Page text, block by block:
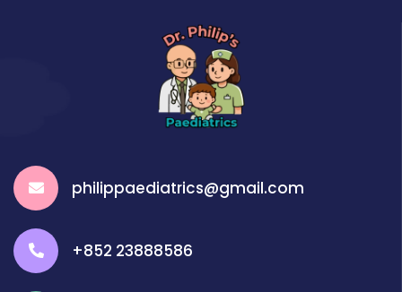
philippaediatrics@gmail.com
+852 23888586